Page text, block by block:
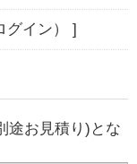
グイン） ]
途お見積り)とな